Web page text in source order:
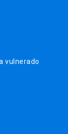
vulnerado